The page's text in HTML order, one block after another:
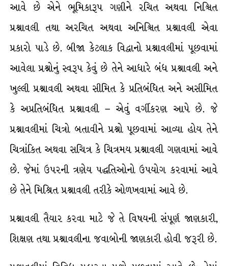
આવે છે એને ભૂમિકારૂપ ગણીને રચિત અથવા નિશ્ચિત
પ્રશ્નાવલી તથા અરચિત અથવા અનિશ્ચિત પ્રશ્નાવલી એવા
પ્રકારો પાડે છે. બીજા કેટલાક વિદ્વાનો પ્રશ્નાવલીમાં પૂછવામાં
આવેલા પ્રશ્નોનું સ્વરૂપ કેવું છે તેને આધારે બંધ પ્રશ્નાવલી અને
ખુલ્લી પ્રશ્નાવલી અથવા સીમિત કે પ્રતિબંધિત અને અસીમિત
કે અપ્રતિબંધિત પ્રશ્નાવલી – એવું વર્ગીકરણ આપે છે. જે
પ્રશ્નાવલીમાં ચિત્રો બતાવીને પ્રશ્નો પૂછવામાં આવ્યા હોય તેને
ચિત્રાંકિત અથવા સચિત્ર કે ચિત્રમય પ્રશ્નાવલી ગણવામાં આવે
છે. જેમાં ઉપરની ત્રણેય પદ્ધતિઓનો ઉપયોગ કરવામાં આવે
છે તેને મિશ્રિત પ્રશ્નાવલી તરીકે ઓળખવામાં આવે છે.
પ્રશ્નાવલી તૈયાર કરવા માટે જે તે વિષયની સંપૂર્ણ જાણકારી,
શિક્ષણ તથા પ્રશ્નાવલીના જવાબોની જાણકારી હોવી જરૂરી છે.